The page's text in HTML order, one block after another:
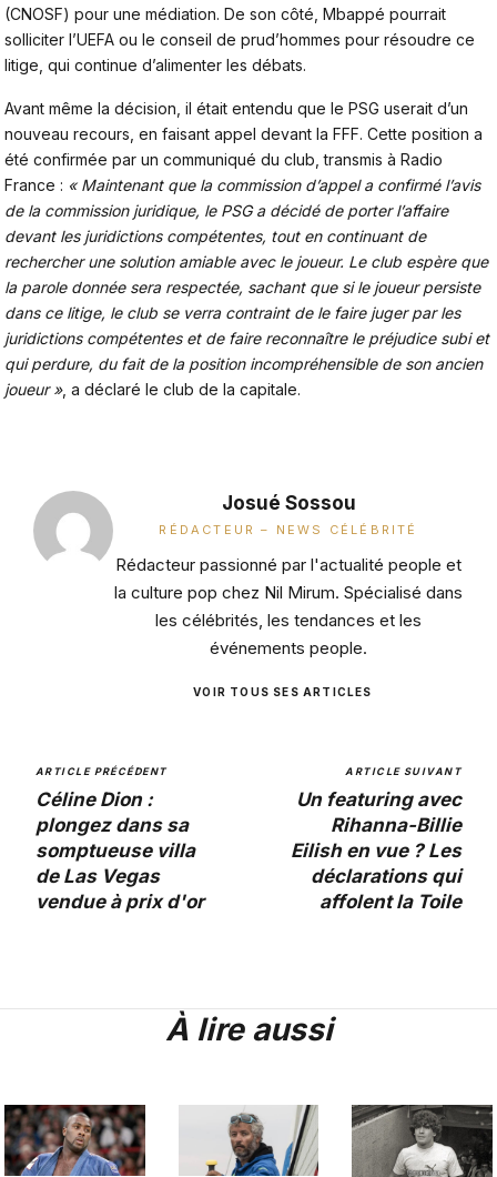
(CNOSF) pour une médiation. De son côté, Mbappé pourrait
solliciter l’UEFA ou le conseil de prud’hommes pour résoudre ce
litige, qui continue d’alimenter les débats.
Avant même la décision, il était entendu que le PSG userait d’un
nouveau recours, en faisant appel devant la FFF. Cette position a
été confirmée par un communiqué du club, transmis à Radio
France : « Maintenant que la commission d’appel a confirmé l’avis
de la commission juridique, le PSG a décidé de porter l’affaire
devant les juridictions compétentes, tout en continuant de
rechercher une solution amiable avec le joueur. Le club espère que
la parole donnée sera respectée, sachant que si le joueur persiste
dans ce litige, le club se verra contraint de le faire juger par les
juridictions compétentes et de faire reconnaître le préjudice subi et
qui perdure, du fait de la position incompréhensible de son ancien
joueur », a déclaré le club de la capitale.
Josué Sossou
RÉDACTEUR – NEWS CÉLÉBRITÉ
Rédacteur passionné par l'actualité people et
la culture pop chez Nil Mirum. Spécialisé dans
les célébrités, les tendances et les
événements people.
VOIR TOUS SES ARTICLES
ARTICLE PRÉCÉDENT
Céline Dion :
plongez dans sa
somptueuse villa
de Las Vegas
vendue à prix d'or
ARTICLE SUIVANT
Un featuring avec
Rihanna-Billie
Eilish en vue ? Les
déclarations qui
affolent la Toile
À lire aussi